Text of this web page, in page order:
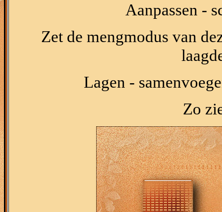
Aanpassen -
Zet de mengmodus van
Lagen -
Zo